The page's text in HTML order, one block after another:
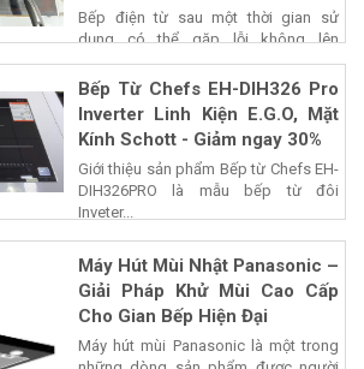
Bếp điện từ sau một thời gian sử
dụng có thể gặp lỗi không lên
nguồn,...
Bếp Từ Chefs EH-DIH326 Pro
Inverter Linh Kiện E.G.O, Mặt
Kính Schott - Giảm ngay 30%
Giới thiệu sản phẩm Bếp từ Chefs EH-
DIH326PRO là mẫu bếp từ đôi
Inveter...
Máy Hút Mùi Nhật Panasonic –
Giải Pháp Khử Mùi Cao Cấp
Cho Gian Bếp Hiện Đại
Máy hút mùi Panasonic là một trong